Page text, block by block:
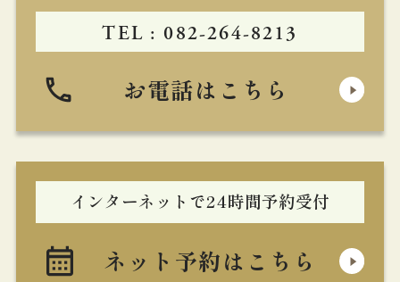
TEL : 082-264-8213
お電話はこちら
インターネットで24時間予約受付
ネット予約はこちら